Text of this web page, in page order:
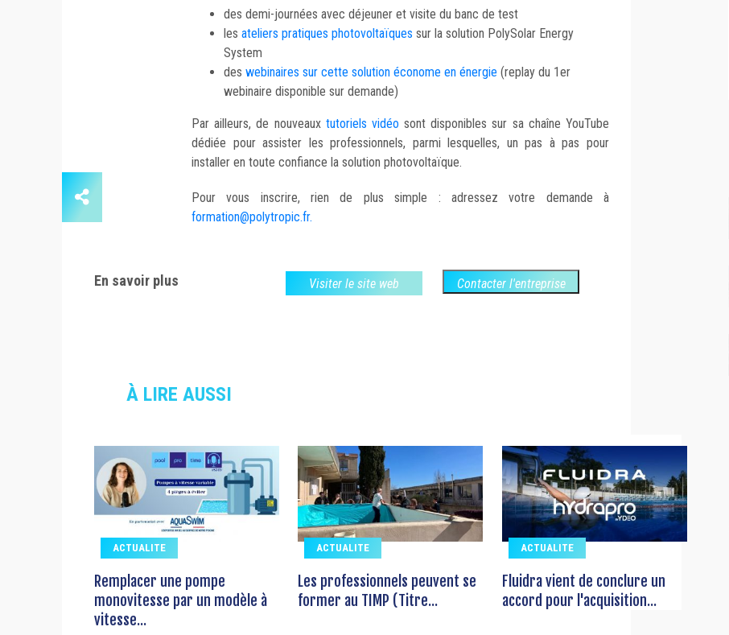
des demi-journées avec déjeuner et visite du banc de test
les ateliers pratiques photovoltaïques sur la solution PolySolar Energy
System
des webinaires sur cette solution économe en énergie (replay du 1er
webinaire disponible sur demande)
Par ailleurs, de nouveaux tutoriels vidéosont disponibles sur sa chaîne YouTube
dédiée pour assister les professionnels, parmi lesquelles, un pas à pas pour
installer en toute confiance la solution photovoltaïque.
Pour vous inscrire, rien de plus simple : adressez votre demande à
formation@polytropic.fr.
En savoir plus Visiter le site web Contacter l'entreprise
À LIRE AUSSI
ACTUALITE
Remplacer une pompe
monovitesse par un modèle à
vitesse...
ACTUALITE
Les professionnels peuvent se
former au TIMP (Titre...
ACTUALITE
Fluidra vient de conclure un
accord pour l'acquisition...